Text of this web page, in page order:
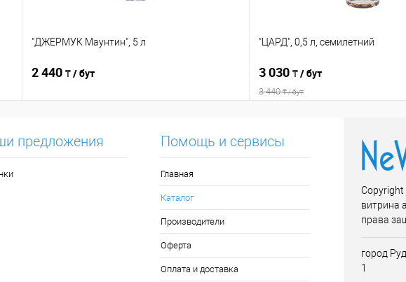
"ДЖЕРМУК Маунтин", 5 л
2 440 ₸ / бут
"ЦАРД", 0,5 л, семилетний
3 030 ₸ / бут
3 440₸ / бут
предложения Помощь и сервисы
Главная
Каталог
Производители
Оферта
Оплата и доставка
Copyright
витрина
права
город
1